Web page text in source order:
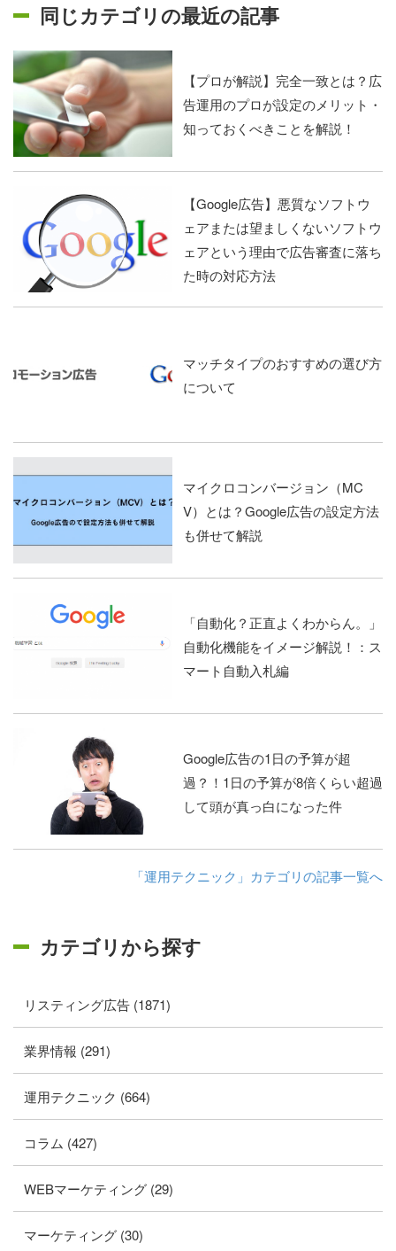
同じカテゴリの最近の記事
【プロが解説】完全一致とは？広
告運用のプロが設定のメリット・
知っておくべきことを解説！
【Google広告】悪質なソフトウ
ェアまたは望ましくないソフトウ
ェアという理由で広告審査に落ち
た時の対応方法
マッチタイプのおすすめの選び方
について
マイクロコンバージョン（MC
V）とは？Google広告の設定方法
も併せて解説
「自動化？正直よくわからん。」
自動化機能をイメージ解説！：ス
マート自動入札編
Google広告の1日の予算が超
過？！1日の予算が8倍くらい超過
して頭が真っ白になった件
「運用テクニック」カテゴリの記事一覧へ
カテゴリから探す
リスティング広告 (1871)
業界情報 (291)
運用テクニック (664)
コラム (427)
WEBマーケティング (29)
マーケティング (30)